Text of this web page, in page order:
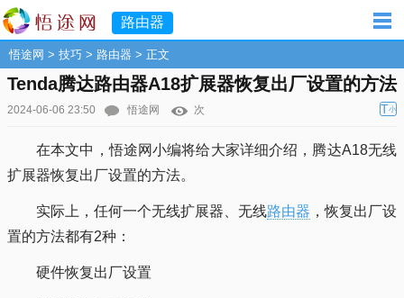
路由器
悟途网 > 技巧 > 路由器 > 正文
Tenda腾达路由器A18扩展器恢复出厂设置的方法
2024-06-06 23:50 悟途网 次 T小
在本文中，悟途网小编将给大家详细介绍，腾达A18无线
扩展器恢复出厂设置的方法。
实际上，任何一个无线扩展器、无线路由器 ，恢复出厂设
置的方法都有2种：
硬件恢复出厂设置